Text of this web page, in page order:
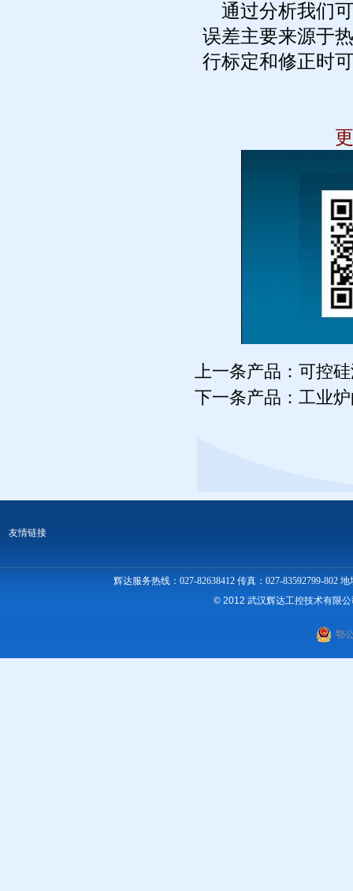
通过分析我们
误差主要来源于
行标定和修正时
上一条产品： 可控
下一条产品： 工业
友情链接
辉达服务热线：027-82638412 传真：027-83592799-
© 2012 武汉辉达工控技术有限
鄂